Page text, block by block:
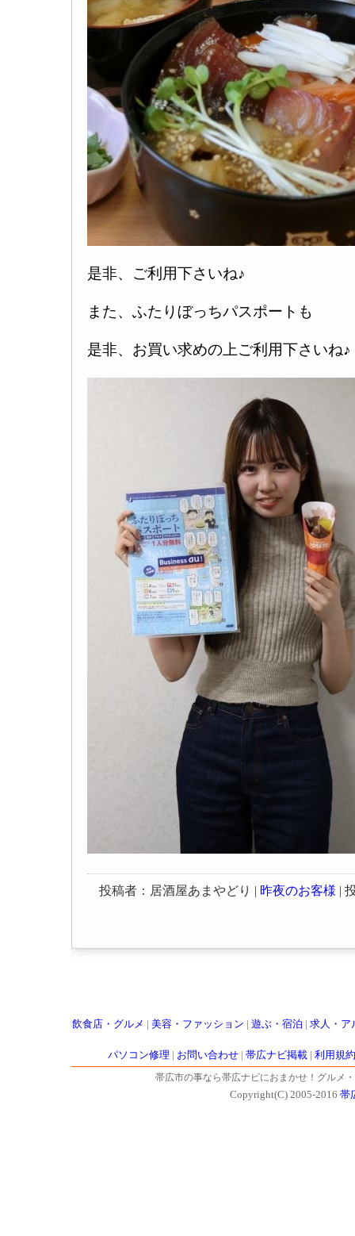
是非、ご利用下さいね♪
また、ふたりぼっちパスポートも
是非、お買い求めの上ご利用下さいね♪
投稿者：居酒屋あまやどり | 昨夜のお客様 |
飲食店・グルメ 美容・ファッション 遊ぶ・宿泊 求人・ア
パソコン修理 お問い合わせ| 帯広ナビ掲載| 利用規約
帯広市の事なら帯広ナビにおまかせ！グルメ
Copyright(C) 2005-2016 帯